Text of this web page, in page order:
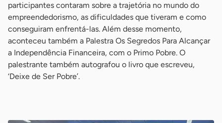
participantes contaram sobre a trajetória no mundo do
empreendedorismo, as dificuldades que tiveram e como
conseguiram enfrentá-las. Além desse momento,
aconteceu também a Palestra Os Segredos Para Alcançar
a Independência Financeira, com o Primo Pobre. O
palestrante também autografou o livro que escreveu,
‘Deixe de Ser Pobre’.